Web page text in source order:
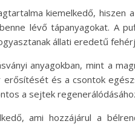
kiemelkedő, hiszen
lévő tápanyagokat. A
állati eredetű
anyagokban, mint a
és a csontok
a sejtek
ami hozzájárul a